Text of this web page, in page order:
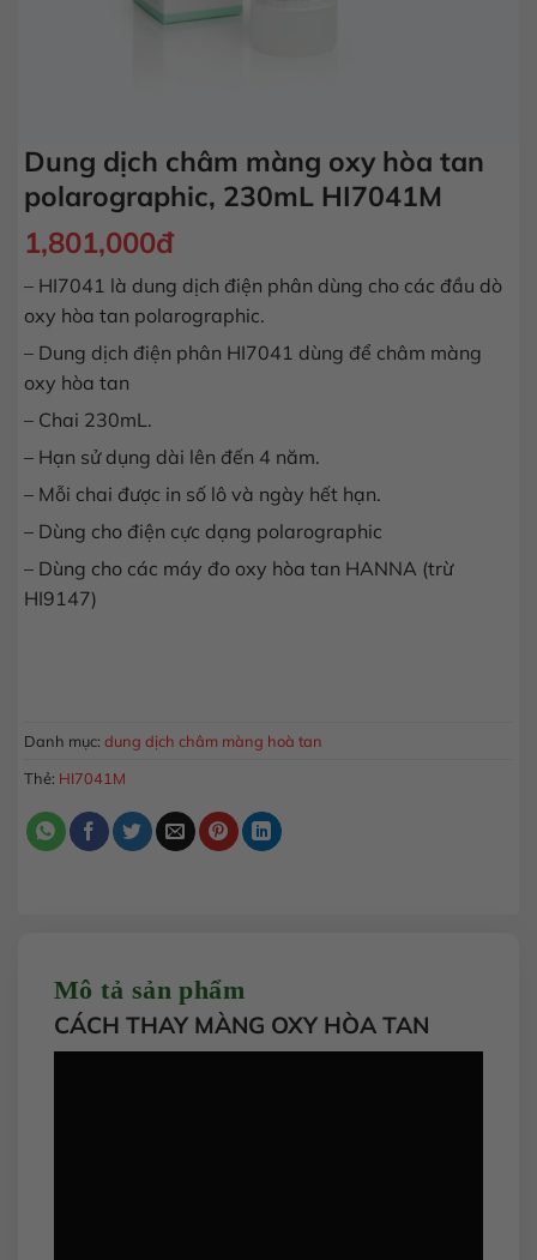
Dung dịch châm màng oxy hòa tan
polarographic, 230mL HI7041M
1,801,000đ
– HI7041 là dung dịch điện phân dùng cho các đầu dò
oxy hòa tan polarographic.
– Dung dịch điện phân HI7041 dùng để châm màng
oxy hòa tan
– Chai 230mL.
– Hạn sử dụng dài lên đến 4 năm.
– Mỗi chai được in số lô và ngày hết hạn.
– Dùng cho điện cực dạng polarographic
– Dùng cho các máy đo oxy hòa tan HANNA (trừ
HI9147)
Danh mục: dung dịch châm màng hoà tan
Thẻ: HI7041M
Mô tả sản phẩm
CÁCH THAY MÀNG OXY HÒA TAN